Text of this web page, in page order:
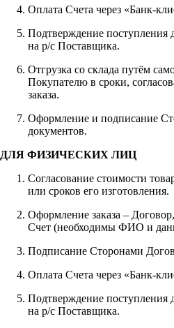
Оплата Счета через «Банк-
Подтверждение поступления
на р/с Поставщика.
Отгрузка со склада путём
Покупателю в сроки,
заказа.
Оформление и подписание
документов.
ДЛЯ ФИЗИЧЕСКИХ ЛИЦ
Согласование стоимости
или сроков его изготовления.
Оформление заказа –
Счет (необходимы ФИО и
Подписание Сторонами
Оплата Счета через «Банк-
Подтверждение поступления
на р/с Поставщика.